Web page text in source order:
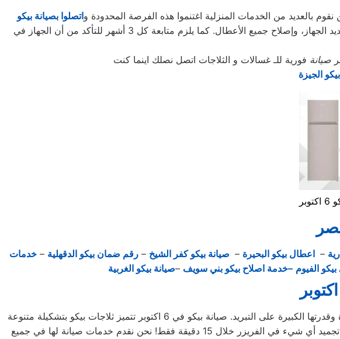
اتصلوا بصيانة بيكو
لتأخذوا حقكُم في عروض صيانة الأجهزة المنزلية قبل افتراقهُ منَّا! ستحتاجون إلى كل ما تطلبونه من صيانة وتجديد الجهاز، وإصلاح جميع الأعطال. كما يلزم متابعة كل 3 أشهر للتأكد من أن الجهاز في
صيانة فورية للـ غسالات و الثلاجات اتصل نصلك اينما كنت
الجيزة
– اعطال بيكو البحيرة – صيانة بيكو كفر الشيخ –رقم ضمان بيكو الدقهلية –خدمات
الفيوم –خدمة اصلاح بيكو بني سويف –صيانة بيكو الغربية
بشهرة كبيرة بين الأسر ، حيث تعد من الثلاجات الأكثر استخدامًا، وذلك لفعاليتها المتميزة وقدرتها الكبيرة على التبريد. صيانة بيكو في 6 اكتوبر تتميز ثلاجات بيكو بتشكيلة متنوعة
من الأحجام، حيث تتوفر الصغيرة ذات السعة الكبيرة ذات السعة الأكبر لتلبية جميع احتياجات المستخدم . يمكنك تجميد أي شيء في الفريزر خلال 15 دقيقة فقط! نحن نقدم خدمات صيانة لها في جميع